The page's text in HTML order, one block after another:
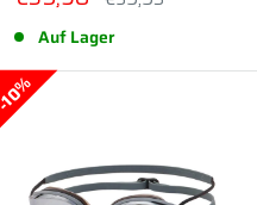
Auf Lager
10%